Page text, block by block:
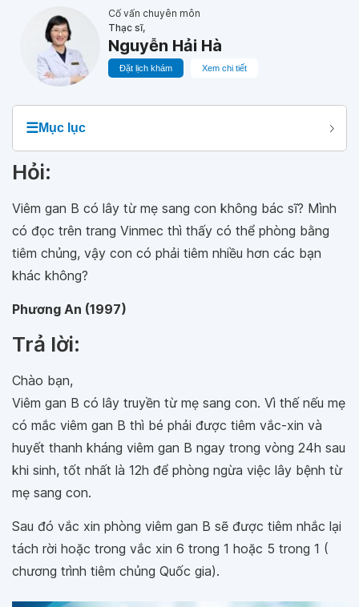
Cố vấn chuyên môn
Thạc sĩ,
Nguyễn Hải Hà
Đặt lịch khám Xem chi tiết
☰Mục lục
Hỏi:
Viêm gan B có lây từ mẹ sang con không bác sĩ? Mình
có đọc trên trang Vinmec thì thấy có thể phòng bằng
tiêm chủng, vậy con có phải tiêm nhiều hơn các bạn
khác không?
Phương An (1997)
Trả lời:
Chào bạn,
Viêm gan B có lây truyền từ mẹ sang con. Vì thế nếu mẹ
có mắc viêm gan B thì bé phải được tiêm vắc-xin và
huyết thanh kháng viêm gan B ngay trong vòng 24h sau
khi sinh, tốt nhất là 12h để phòng ngừa việc lây bệnh từ
mẹ sang con.
Sau đó vắc xin phòng viêm gan B sẽ được tiêm nhắc lại
tách rời hoặc trong vắc xin 6 trong 1 hoặc 5 trong 1 (
chương trình tiêm chủng Quốc gia).